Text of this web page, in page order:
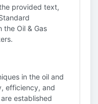
provided text,
the Oil & Gas
in the oil and
efficiency, and
established